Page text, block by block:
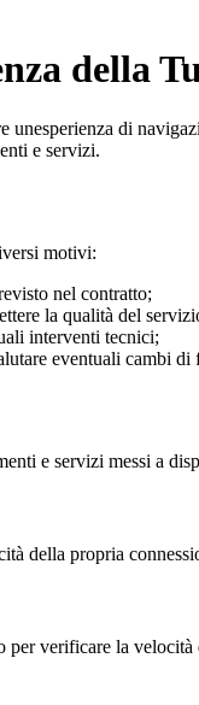
della
unesperienza di
e servizi.
motivi:
nel contratto;
la qualità del
interventi tecnici;
eventuali cambi di
e servizi messi a
della propria
verificare la